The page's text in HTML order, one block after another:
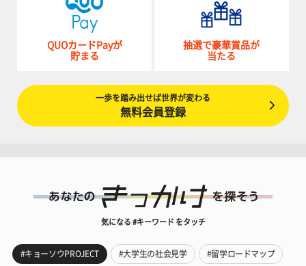
QUOカードPayが
貯まる
抽選で豪華賞品が
当たる
一歩を踏み出せば世界が変わる
無料会員登録
気になる #キーワード をタッチ
#キョーソウPROJECT #大学生の社会見学 #留学ロードマップ